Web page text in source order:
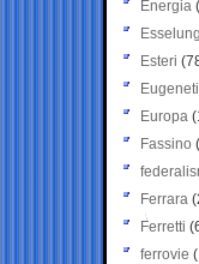
Energia
Esteri
Europa
Fassino
Ferrara
Ferretti
ferrovie